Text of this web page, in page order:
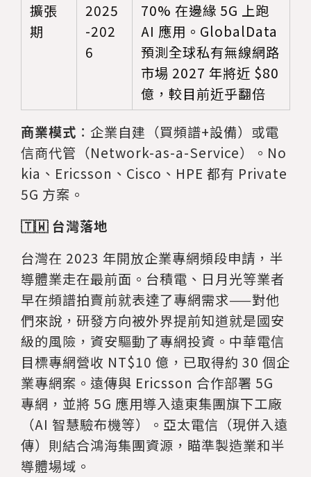
擴張
期
2025
-202
6
70% 在邊緣 5G 上跑
AI 應用。GlobalData
預測全球私有無線網路
市場 2027 年將近 $80
億，較目前近乎翻倍
商業模式 ：企業自建（買頻譜+設備）或電
信商代管（Network-as-a-Service）。No
kia、Ericsson、Cisco、HPE 都有 Private
5G 方案。
🇹🇼 台灣落地
台灣在 2023 年開放企業專網頻段申請，半
導體業走在最前面。台積電、日月光等業者
早在頻譜拍賣前就表達了專網需求——對他
們來說，研發方向被外界提前知道就是國安
級的風險，資安驅動了專網投資。中華電信
目標專網營收 NT$10 億，已取得約 30 個企
業專網案。遠傳與 Ericsson 合作部署 5G
專網，並將 5G 應用導入遠東集團旗下工廠
（AI 智慧驗布機等）。亞太電信（現併入遠
傳）則結合鴻海集團資源，瞄準製造業和半
導體場域。